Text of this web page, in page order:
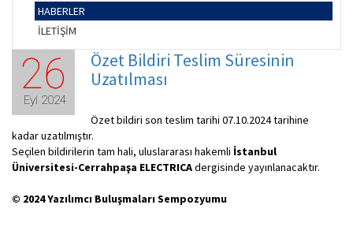
HABERLER
İLETİŞİM
26
Eyl 2024
Özet Bildiri Teslim Süresinin
Uzatılması
Özet bildiri son teslim tarihi 07.10.2024 tarihine
kadar uzatılmıştır.
Seçilen bildirilerin tam hali, uluslararası hakemli İstanbul
Üniversitesi-Cerrahpaşa ELECTRICAdergisinde yayınlanacaktır.
© 2024 Yazılımcı Buluşmaları Sempozyumu